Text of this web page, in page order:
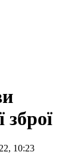
зброї
10:23